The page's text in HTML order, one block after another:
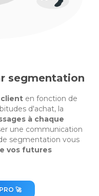
segmentation
client en fonction de
d'achat, la
à chaque
une communication
segmentation vous
vos futures
🚀